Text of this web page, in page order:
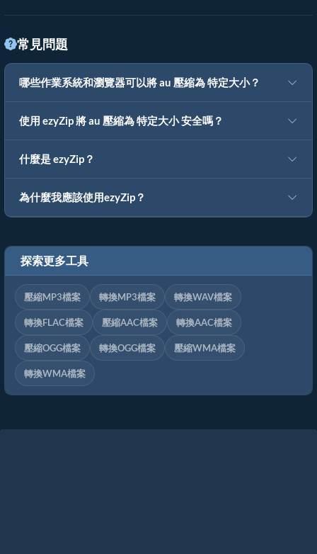
常見問題
哪些作業系統和瀏覽器可以將 au 壓縮為 特定大小？
使用 ezyZip 將 au 壓縮為 特定大小 安全嗎？
什麼是 ezyZip？
為什麼我應該使用ezyZip？
探索更多工具
壓縮MP3檔案 轉換MP3檔案 轉換WAV檔案
轉換FLAC檔案 壓縮AAC檔案 轉換AAC檔案
壓縮OGG檔案 轉換OGG檔案 壓縮WMA檔案
轉換WMA檔案